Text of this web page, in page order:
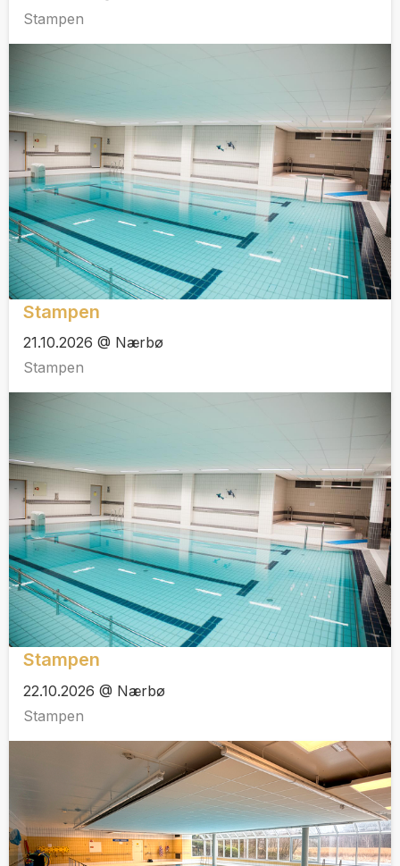
Stampen
Stampen
21.10.2026 @ Nærbø
Stampen
Stampen
22.10.2026 @ Nærbø
Stampen